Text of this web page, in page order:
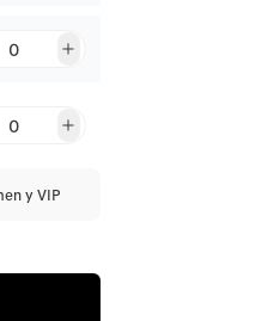
0
0
y VIP